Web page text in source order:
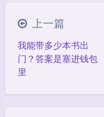
∠( ᐛ 」∠)＿
୧(๑•̀⌄•́๑)૭
(´இ皿இ｀)
⌇●﹏●⌇
上一篇
我能带多少本书出
门？答案是塞进钱包
里